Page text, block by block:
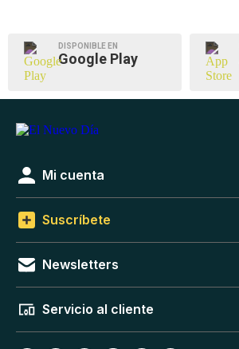
DISPONIBLE EN
Google Play
Mi cuenta
Suscríbete
Newsletters
Servicio al cliente